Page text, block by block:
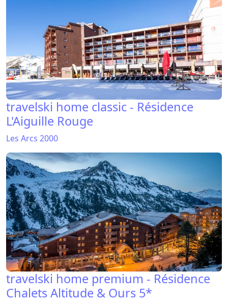
travelski home classic - Résidence
L'Aiguille Rouge
Les Arcs 2000
travelski home premium - Résidence
Chalets Altitude & Ours 5*